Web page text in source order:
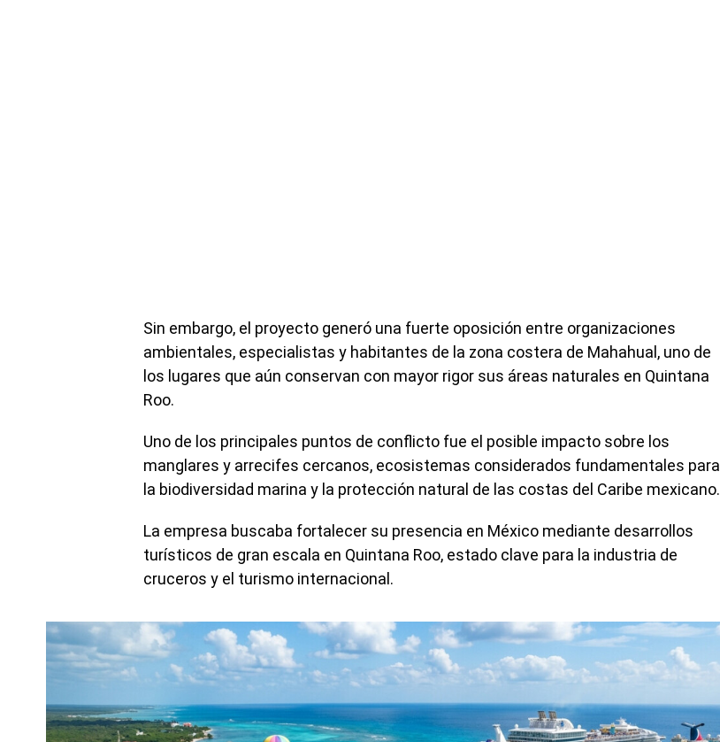
Sin embargo, el proyecto generó una fuerte oposición entre organizaciones
ambientales, especialistas y habitantes de la zona costera de Mahahual, uno de
los lugares que aún conservan con mayor rigor sus áreas naturales en Quintana
Roo.
Uno de los principales puntos de conflicto fue el posible impacto sobre los
manglares y arrecifes cercanos, ecosistemas considerados fundamentales para
la biodiversidad marina y la protección natural de las costas del Caribe mexicano.
La empresa buscaba fortalecer su presencia en México mediante desarrollos
turísticos de gran escala en Quintana Roo, estado clave para la industria de
cruceros y el turismo internacional.